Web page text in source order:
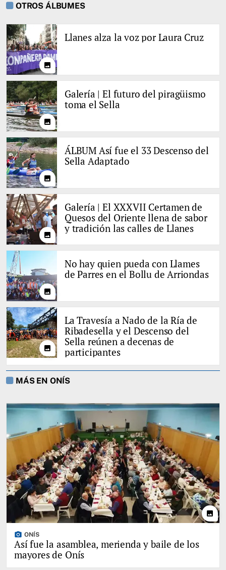
OTROS ÁLBUMES
photo
Llanes alza la voz por Laura Cruz
photo
Galería | El futuro del piragüismo
toma el Sella
photo
ÁLBUM Así fue el 33 Descenso del
Sella Adaptado
photo
Galería | El XXXVII Certamen de
Quesos del Oriente llena de sabor
y tradición las calles de Llanes
photo
No hay quien pueda con Llames
de Parres en el Bollu de Arriondas
photo
La Travesía a Nado de la Ría de
Ribadesella y el Descenso del
Sella reúnen a decenas de
participantes
MÁS EN ONÍS
photo
photo_camera ONÍS
Así fue la asamblea, merienda y baile de los
mayores de Onís